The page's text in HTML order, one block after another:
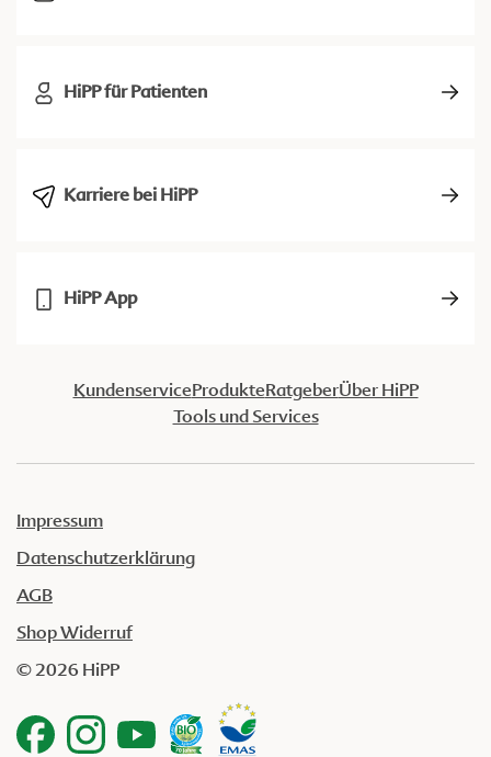
HiPP für Patienten
Karriere bei HiPP
HiPP App
KundenserviceProdukteRatgeberÜber HiPP
Tools und Services
Impressum
Datenschutzerklärung
AGB
Shop Widerruf
© 2026 HiPP